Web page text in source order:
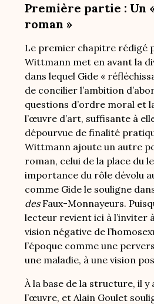
Première partie : Un
roman »
Le premier chapitre rédigé
Wittmann met en avant la
dans lequel Gide «
de concilier l’ambition
questions d’ordre moral et
l’œuvre d’art, suffisante à
dépourvue de finalité
Wittmann ajoute un autre
roman, celui de la place du
importance du rôle dévolu
comme Gide le souligne
desFaux-Monnayeurs.
lecteur revient ici à l’inviter
vision négative de
l’époque comme une
une maladie, à une vision
À la base de la structure, il y
l’œuvre, et Alain Goulet